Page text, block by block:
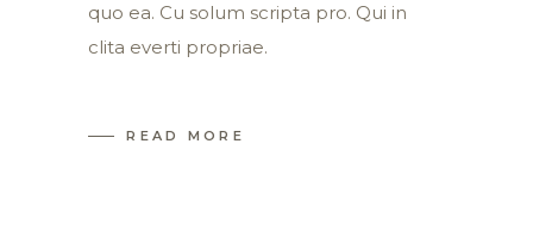
quo ea. Cu solum scripta pro. Qui in
clita everti propriae.
READ MORE